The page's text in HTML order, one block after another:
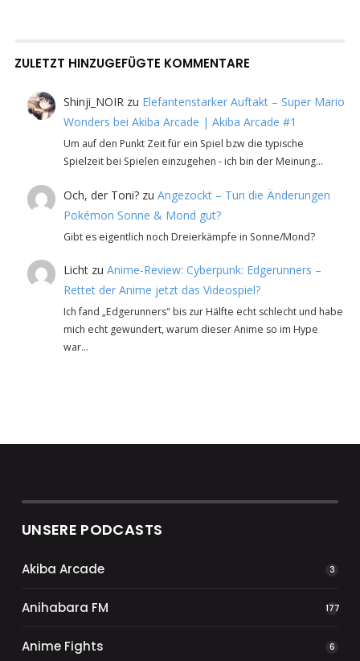
ZULETZT HINZUGEFÜGTE KOMMENTARE
Shinji_NOIR zu Elefantenstarker Auftakt – Super Mario
Wonders bei Akiba Arcade | Akiba Arcade #1
Um auf den Punkt Zeit für ein Spiel bzw die typische
Spielzeit bei Spielen einzugehen - ich bin der Meinung…
Och, der Toni? zuAngezockt – Tun die Änderungen
Pokémon Sonne & Mond gut?
Gibt es eigentlich noch Dreierkämpfe in Sonne/Mond?
Licht zuAnime-Review: Cyberpunk: Edgerunners –
Rettet der Anime jetzt das Videospiel?
Ich fand „Edgerunners" bis zur Hälfte echt schlecht und habe
mich echt gewundert, warum dieser Anime so im Hype
war…
UNSERE PODCASTS
Akiba Arcade 3
Anihabara FM 177
Anime Fights 6